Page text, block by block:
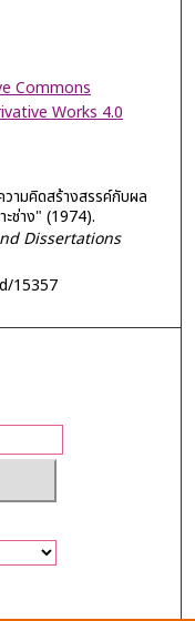
Commons
Works 4.0
ามคิดสร้างสรรค์กับผล
ช่าง" (1974).
Dissertations
15357